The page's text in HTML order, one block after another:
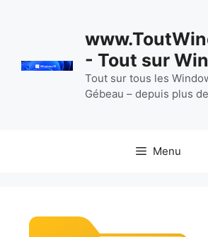
- Tout sur
Tout sur tous les
Gébeau – depuis plus
Menu